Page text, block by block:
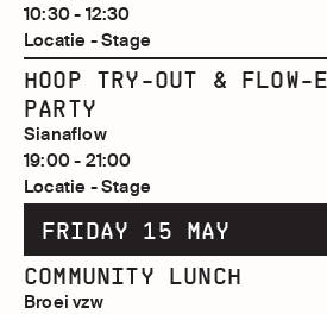
10:30 - 12:30
Locatie - Stage
HOOP TRY-OUT &
PARTY
Sianaflow
19:00 - 21:00
Locatie - Stage
FRIDAY 15 MAY
COMMUNITY LUNCH
Broei vzw